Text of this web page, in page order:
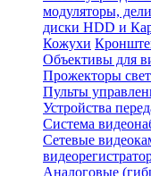
модуляторы,
диски HDD и
Кожухи
Объективы для
Прожекторы
Пульты
Устройства
Система
Сетевые
Аналоговые